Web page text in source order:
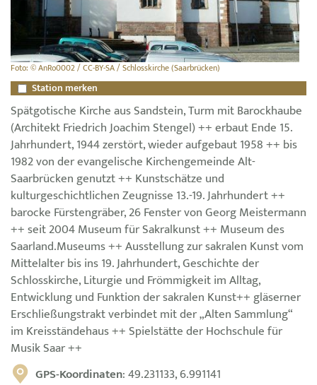
Foto: © AnRo0002 / CC-BY-SA / Schlosskirche (Saarbrücken)
Station merken
Spätgotische Kirche aus Sandstein, Turm mit Barockhaube
(Architekt Friedrich Joachim Stengel) ++ erbaut Ende 15.
Jahrhundert, 1944 zerstört, wieder aufgebaut 1958 ++ bis
1982 von der evangelische Kirchengemeinde Alt-
Saarbrücken genutzt ++ Kunstschätze und
kulturgeschichtlichen Zeugnisse 13.-19. Jahrhundert ++
barocke Fürstengräber, 26 Fenster von Georg Meistermann
++ seit 2004 Museum für Sakralkunst ++ Museum des
Saarland.Museums ++ Ausstellung zur sakralen Kunst vom
Mittelalter bis ins 19. Jahrhundert, Geschichte der
Schlosskirche, Liturgie und Frömmigkeit im Alltag,
Entwicklung und Funktion der sakralen Kunst++ gläserner
Erschließungstrakt verbindet mit der „Alten Sammlung“
im Kreisständehaus ++ Spielstätte der Hochschule für
Musik Saar ++
GPS-Koordinaten: 49.231133, 6.991141